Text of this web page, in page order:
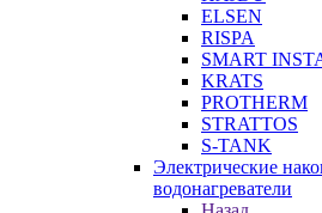
ELSEN
RISPA
SMART
KRATS
PROTHERM
STRATTOS
S-TANK
Электрические
водонагреватели